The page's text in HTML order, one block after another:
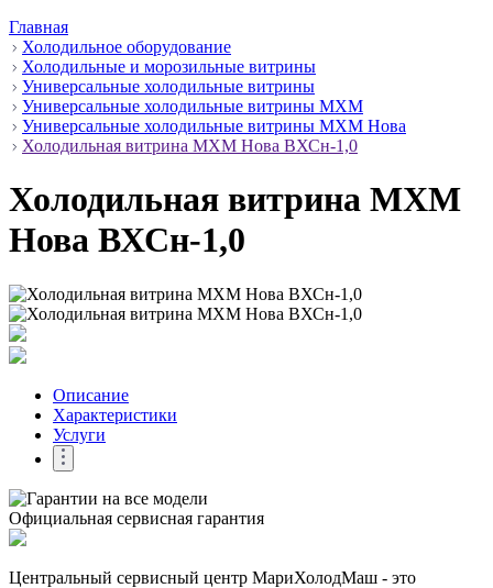
Главная
Холодильное оборудование
Холодильные и морозильные витрины
Универсальные холодильные витрины
Универсальные холодильные витрины МХМ
Универсальные холодильные витрины МХМ Нова
Холодильная витрина МХМ Нова ВХСн-1,0
Холодильная витрина МХМ
Нова ВХСн-1,0
Описание
Характеристики
Услуги
Официальная сервисная гарантия
Центральный сервисный центр МариХолодМаш - это